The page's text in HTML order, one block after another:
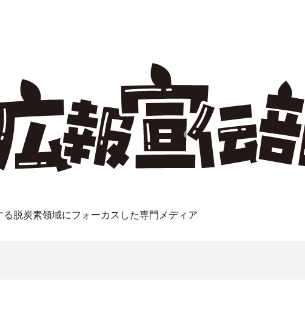
脱炭素領域にフォーカスした専門メディア